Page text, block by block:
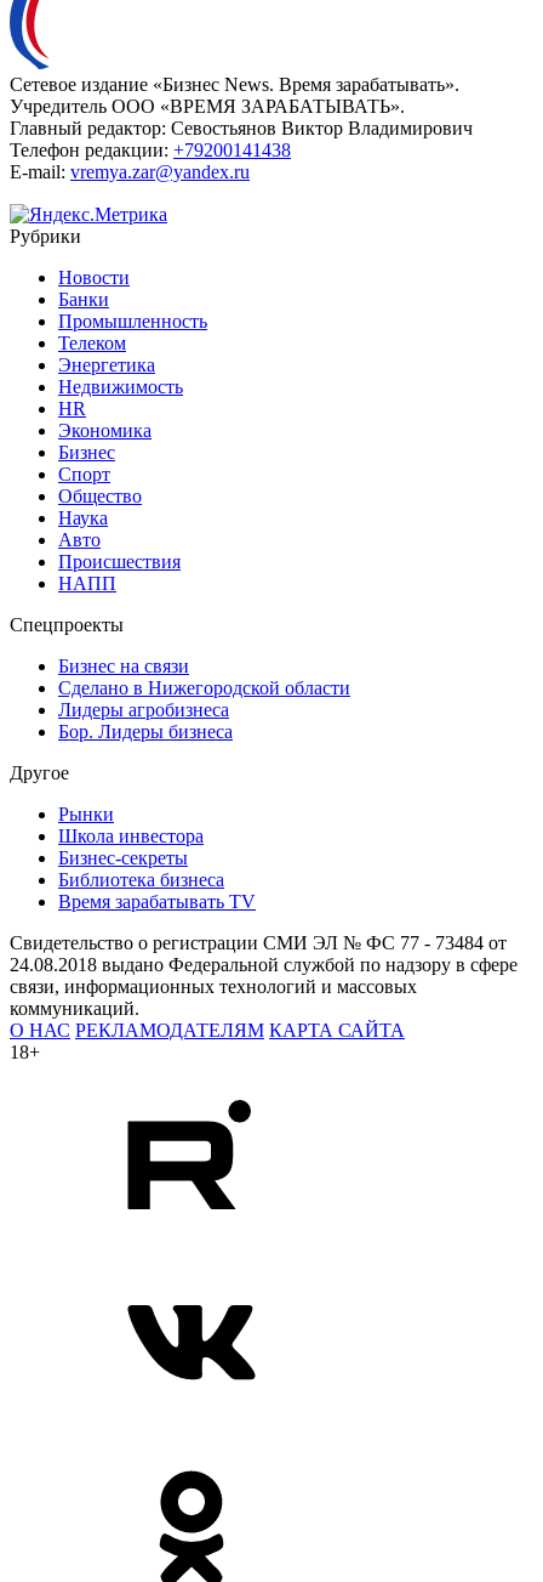
Сетевое издание «Бизнес News. Время зарабатывать».
Учредитель ООО «ВРЕМЯ ЗАРАБАТЫВАТЬ».
Главный редактор: Севостьянов Виктор Владимирович
Телефон редакции: +79200141438
E-mail: vremya.zar@yandex.ru
Рубрики
Новости
Банки
Промышленность
Телеком
Энергетика
Недвижимость
HR
Экономика
Бизнес
Спорт
Общество
Наука
Авто
Происшествия
НАПП
Спецпроекты
Бизнес на связи
Сделано в Нижегородской области
Лидеры агробизнеса
Бор. Лидеры бизнеса
Другое
Рынки
Школа инвестора
Бизнес-секреты
Библиотека бизнеса
Время зарабатывать TV
Свидетельство о регистрации СМИ ЭЛ № ФС 77 - 73484 от
24.08.2018 выдано Федеральной службой по надзору в сфере
связи, информационных технологий и массовых
коммуникаций.
О НАС РЕКЛАМОДАТЕЛЯМ КАРТА САЙТА
18+